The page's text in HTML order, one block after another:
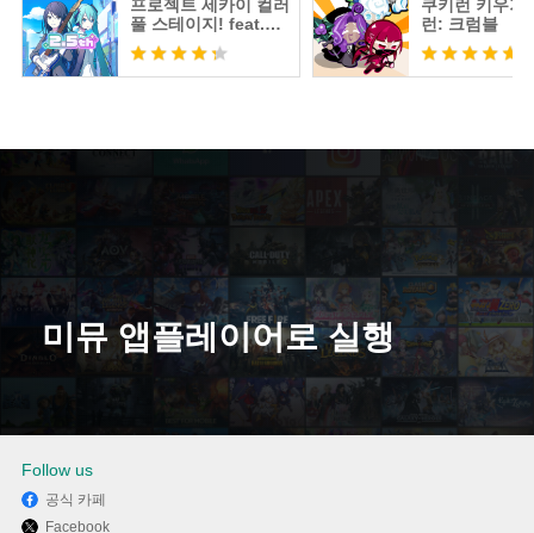
프로젝트 세카이 컬러
풀 스테이지! feat.하
츠네 미쿠
쿠키런 키우기
런: 크럼블
미뮤 앱플레이어로 실행
Follow us
공식 카페
Facebook